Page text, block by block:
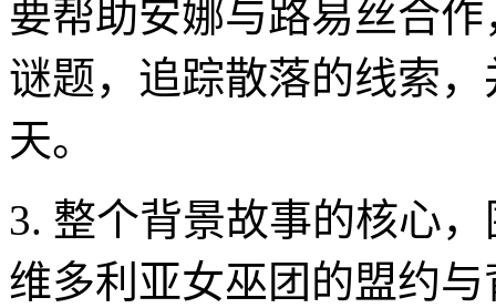
要帮助安娜与路易丝合
谜题，追踪散落的线索
天。
3. 整个背景故事的核心
维多利亚女巫团的盟约